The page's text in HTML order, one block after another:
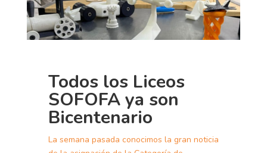
Todos los Liceos
SOFOFA ya son
Bicentenario
La semana pasada conocimos la gran noticia